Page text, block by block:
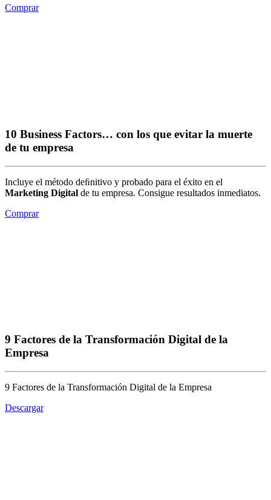
Comprar
10 Business Factors… con los que evitar la muerte
de tu empresa
Incluye el método deﬁnitivo y probado para el éxito en el
Marketing Digital de tu empresa. Consigue resultados inmediatos.
Comprar
9 Factores de la Transformación Digital de la
Empresa
9 Factores de la Transformación Digital de la Empresa
Descargar